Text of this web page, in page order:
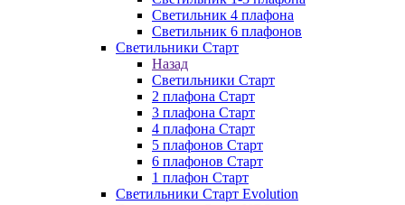
Светильник 4 плафона
Светильник 6 плафонов
Светильники Старт
Назад
Светильники Старт
2 плафона Старт
3 плафона Старт
4 плафона Старт
5 плафонов Старт
6 плафонов Старт
1 плафон Старт
Светильники Старт Evolution